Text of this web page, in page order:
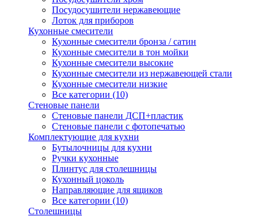
Посудосушители нержавеющие
Лоток для приборов
Кухонные смесители
Кухонные смесители бронза / сатин
Кухонные смесители в тон мойки
Кухонные смесители высокие
Кухонные смесители из нержавеющей стали
Кухонные смесители низкие
Все категории (10)
Стеновые панели
Стеновые панели ДСП+пластик
Стеновые панели с фотопечатью
Комплектующие для кухни
Бутылочницы для кухни
Ручки кухонные
Плинтус для столешницы
Кухонный цоколь
Направляющие для ящиков
Все категории (10)
Столешницы